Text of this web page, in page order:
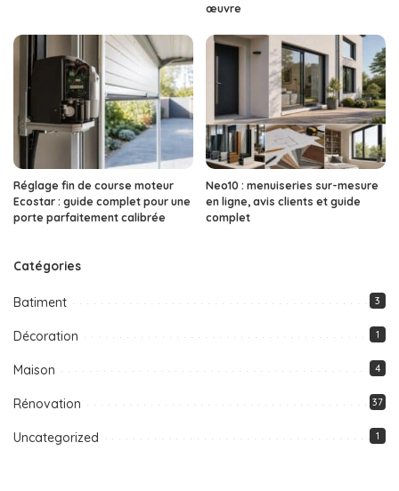
œuvre
Réglage fin de course moteur
Ecostar : guide complet pour une
porte parfaitement calibrée
Neo10 : menuiseries sur-mesure
en ligne, avis clients et guide
complet
Catégories
Batiment 3
Décoration 1
Maison 4
Rénovation 37
Uncategorized 1